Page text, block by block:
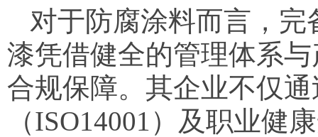
对于防腐涂料而言，完
漆凭借健全的管理体系
合规保障。其企业不仅
（ISO14001）及职业健